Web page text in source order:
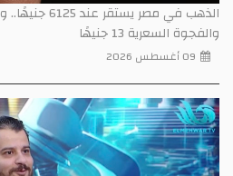
والفجوة السعرية 13 جنيهًا
09 أغسطس 2026